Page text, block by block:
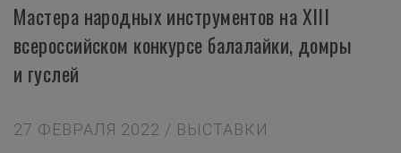
Мастера народных инструментов на XIII
всероссийском конкурсе балалайки, домры
и гуслей
27 ФЕВРАЛЯ 2022 / ВЫСТАВКИ